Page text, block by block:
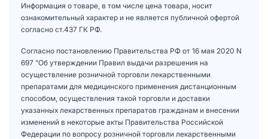
Информация о товаре, в том числе цена товара, носит
ознакомительный характер и не является публичной офертой
согласно ст.437 ГК РФ.
Согласно постановлению Правительства РФ от 16 мая 2020 N
697 "Об утверждении Правил выдачи разрешения на
осуществление розничной торговли лекарственными
препаратами для медицинского применения дистанционным
способом, осуществления такой торговли и доставки
указанных лекарственных препаратов гражданам и внесении
изменений в некоторые акты Правительства Российской
Федерации по вопросу розничной торговли лекарственными